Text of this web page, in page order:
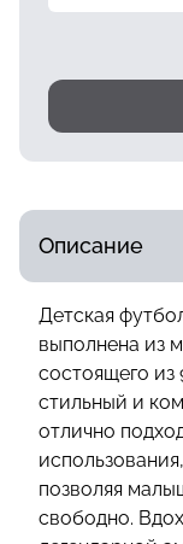
Описание
Детская
выполнена из
состоящего из
стильный и
отлично
позволяя
свободно.